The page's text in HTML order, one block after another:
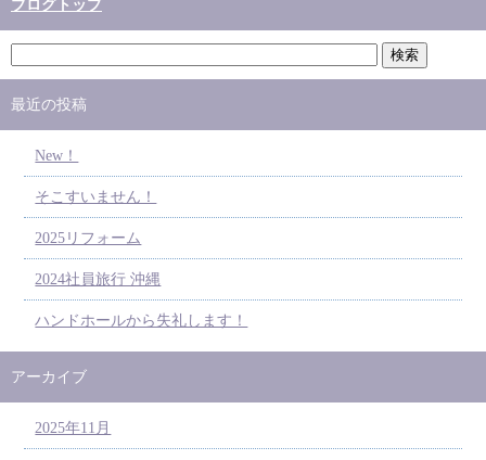
ブログトップ
最近の投稿
New！
そこすいません！
2025リフォーム
2024社員旅行 沖縄
ハンドホールから失礼します！
アーカイブ
2025年11月